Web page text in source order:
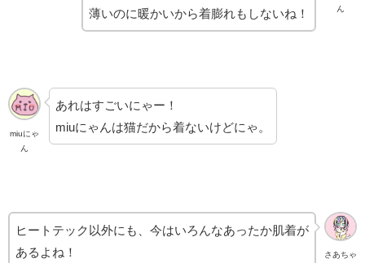
ん
薄いのに暖かいから着膨れもしないね！
miuにゃ
ん
あれはすごいにゃー！
miuにゃんは猫だから着ないけどにゃ。
さあちゃ
ヒートテック以外にも、今はいろんなあったか肌着が
あるよね！